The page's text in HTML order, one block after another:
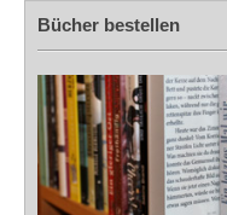
Bücher bestellen